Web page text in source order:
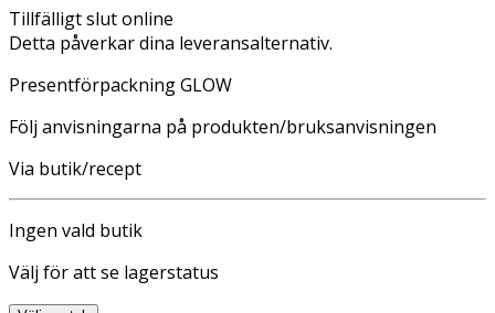
Tillfälligt slut online
Detta påverkar dina leveransalternativ.
Presentförpackning GLOW
Följ anvisningarna på produkten/bruksanvisningen
Via butik/recept
Ingen vald butik
Välj för att se lagerstatus